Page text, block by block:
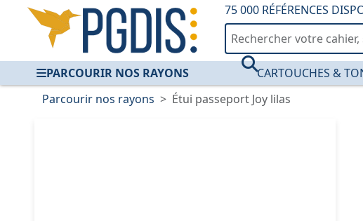
75 000 RÉFÉRENCES
PARCOURIR NOS RAYONS CARTOUCHES &
Parcourir nos rayons Étui passeport Joy lilas